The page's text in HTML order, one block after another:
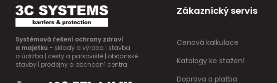
Systémová řešení ochrany zdraví
a majetku - sklady a výroba | stavba
a údržba | cesty a parkoviště | občanské
stavby | prodejny a obchodní centra.
Zákaznický servis
Cenová kalkulace
Katalogy ke stažení
Doprava a platba